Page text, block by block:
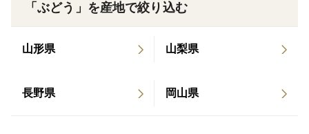
「ぶどう」を産地で絞り込む
山形県 山梨県
長野県 岡山県